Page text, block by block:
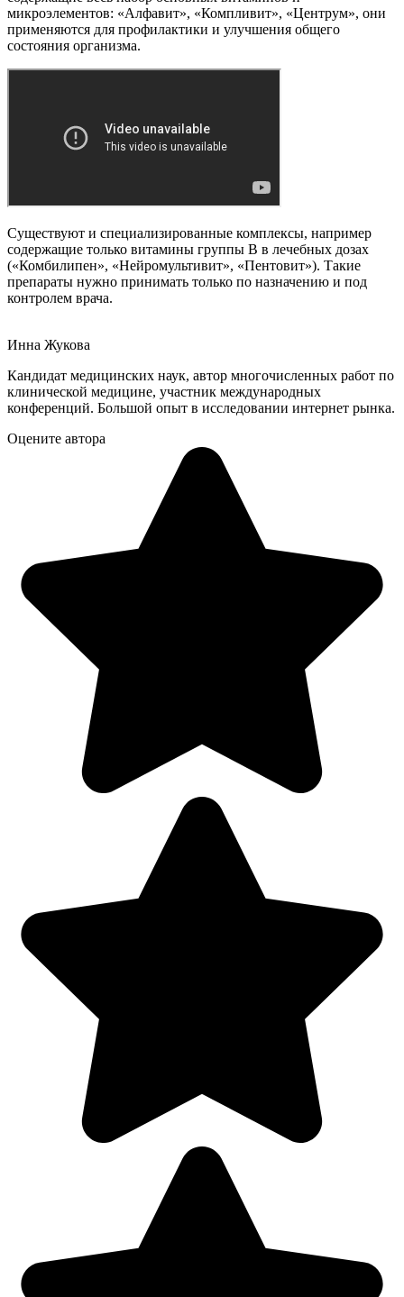
микроэлементов: «Алфавит», «Компливит», «Центрум», они
применяются для профилактики и улучшения общего
состояния организма.
Существуют и специализированные комплексы, например
содержащие только витамины группы В в лечебных дозах
(«Комбилипен», «Нейромультивит», «Пентовит»). Такие
препараты нужно принимать только по назначению и под
контролем врача.
Инна Жукова
Кандидат медицинских наук, автор многочисленных работ по
клинической медицине, участник международных
конференций. Большой опыт в исследовании интернет рынка.
Оцените автора